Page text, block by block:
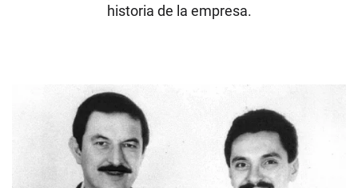
historia de la empresa.